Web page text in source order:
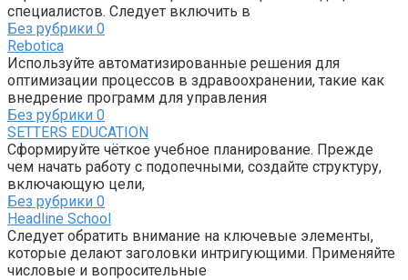
специалистов. Следует включить в
Без рубрики 0
Rebotica
Используйте автоматизированные решения для
оптимизации процессов в здравоохранении, такие как
внедрение программ для управления
Без рубрики 0
SETTERS EDUCATION
Сформируйте чёткое учебное планирование. Прежде
чем начать работу с подопечными, создайте структуру,
включающую цели,
Без рубрики 0
Headline School
Следует обратить внимание на ключевые элементы,
которые делают заголовки интригующими. Применяйте
числовые и вопросительные